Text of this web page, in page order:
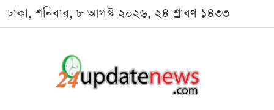
ঢাকা, শনিবার, ৮ আগস্ট ২০২৬, ২৪ শ্রাবণ ১৪৩৩